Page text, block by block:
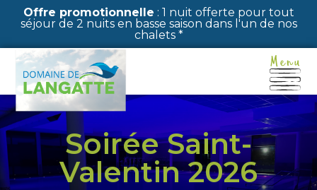
Offre promotionnelle : 1 nuit offerte pour tout
séjour de 2 nuits en basse saison dans l'un de nos
chalets *
Soirée Saint-
Valentin 2026
Panneau de gestion des cookies